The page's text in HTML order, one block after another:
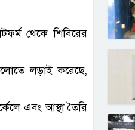
থেকে শিবিরের
লড়াই করেছে,
এবং আস্থা তৈরি